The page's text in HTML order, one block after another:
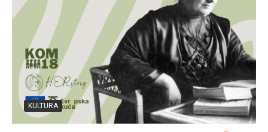
KULTURA